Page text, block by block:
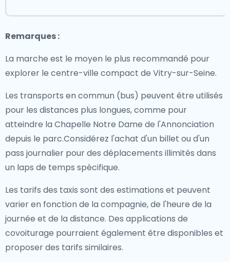
Remarques :
La marche est le moyen le plus recommandé pour
explorer le centre-ville compact de Vitry-sur-Seine.
Les transports en commun (bus) peuvent être utilisés
pour les distances plus longues, comme pour
atteindre la Chapelle Notre Dame de l'Annonciation
depuis le parc.Considérez l'achat d'un billet ou d'un
pass journalier pour des déplacements illimités dans
un laps de temps spécifique.
Les tarifs des taxis sont des estimations et peuvent
varier en fonction de la compagnie, de l'heure de la
journée et de la distance. Des applications de
covoiturage pourraient également être disponibles et
proposer des tarifs similaires.